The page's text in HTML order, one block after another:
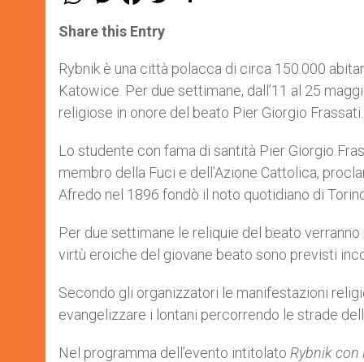
t
s
p
p
s
e
g
e
r
e
b
o
k
r
Share this Entry
Rybnik è una città polacca di circa 150.000
Katowice. Per due settimane, dall’11 al 25
religiose in onore del beato Pier Giorgio Frassati.
Lo studente con fama di santità Pier Giorgio
membro della Fuci e dell’Azione Cattolica,
Afredo nel 1896 fondò il noto quotidiano di
Per due settimane le reliquie del beato
virtù eroiche del giovane beato sono previsti
Secondo gli organizzatori le manifestazioni
evangelizzare i lontani percorrendo le strade
Nel programma dell’evento intitolato Rybnik con